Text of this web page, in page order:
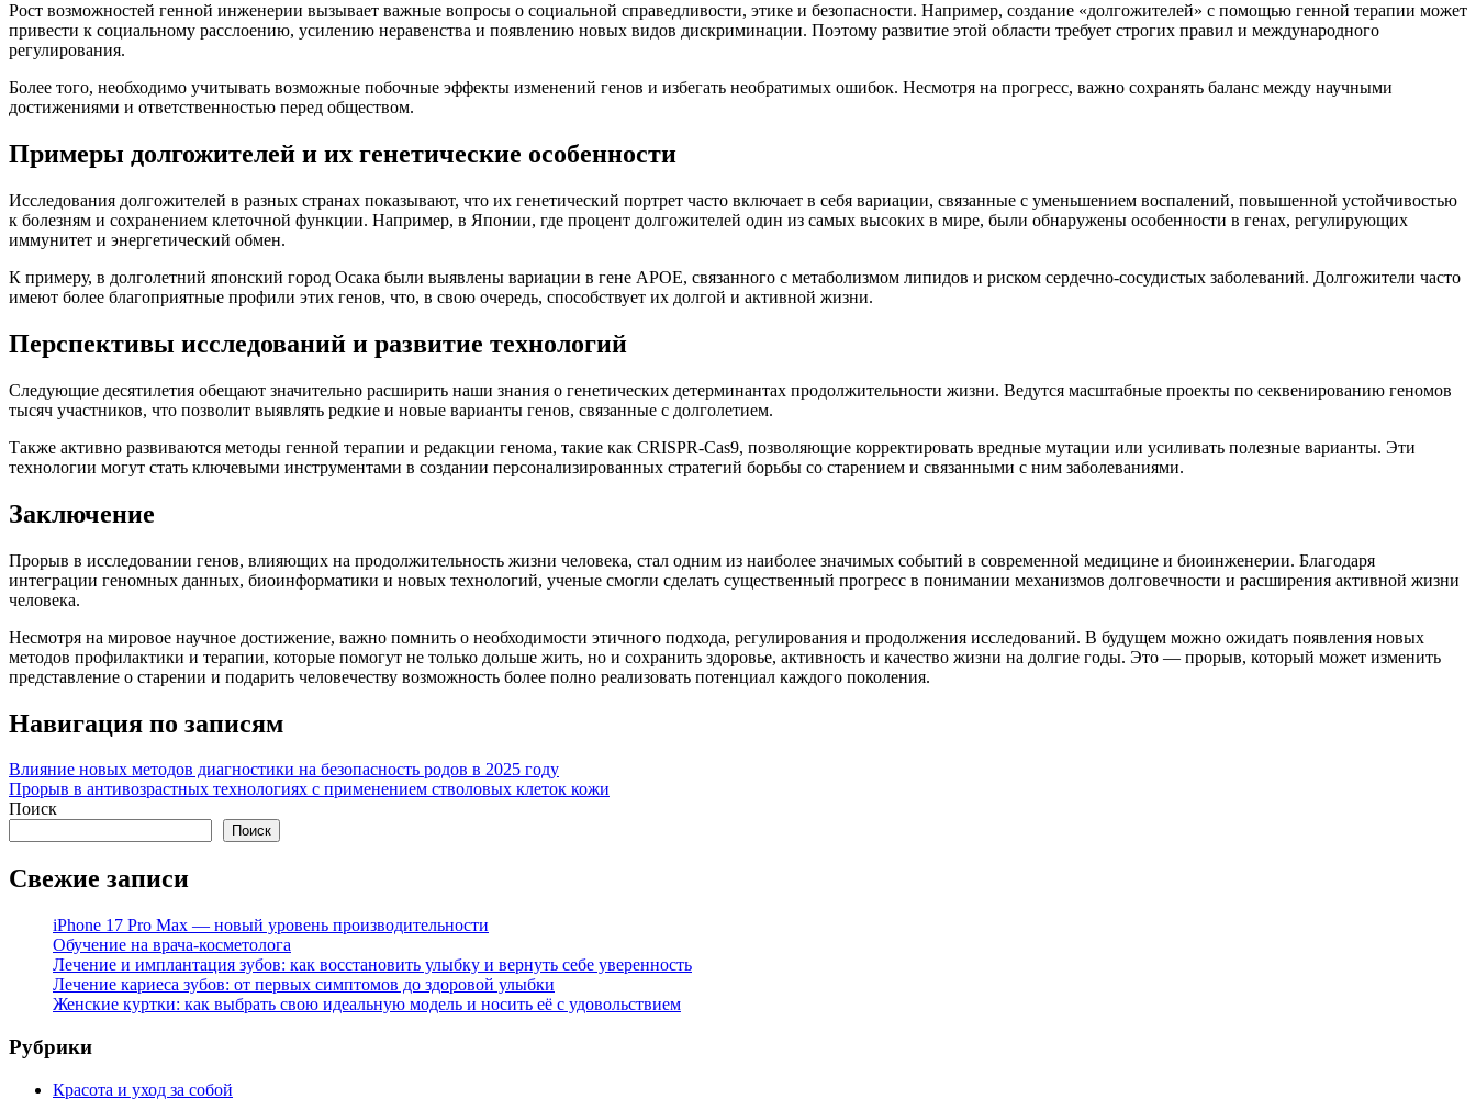
Рост возможностей генной инженерии вызывает важные вопросы о социальной справедливости, этике и безопасности. Например, создание «долгожителей» с помощью генной терапии может
привести к социальному расслоению, усилению неравенства и появлению новых видов дискриминации. Поэтому развитие этой области требует строгих правил и международного
регулирования.
Более того, необходимо учитывать возможные побочные эффекты изменений генов и избегать необратимых ошибок. Несмотря на прогресс, важно сохранять баланс между научными
достижениями и ответственностью перед обществом.
Примеры долгожителей и их генетические особенности
Исследования долгожителей в разных странах показывают, что их генетический портрет часто включает в себя вариации, связанные с уменьшением воспалений, повышенной устойчивостью
к болезням и сохранением клеточной функции. Например, в Японии, где процент долгожителей один из самых высоких в мире, были обнаружены особенности в генах, регулирующих
иммунитет и энергетический обмен.
К примеру, в долголетний японский город Осака были выявлены вариации в гене APOE, связанного с метаболизмом липидов и риском сердечно-сосудистых заболеваний. Долгожители часто
имеют более благоприятные профили этих генов, что, в свою очередь, способствует их долгой и активной жизни.
Перспективы исследований и развитие технологий
Следующие десятилетия обещают значительно расширить наши знания о генетических детерминантах продолжительности жизни. Ведутся масштабные проекты по секвенированию геномов
тысяч участников, что позволит выявлять редкие и новые варианты генов, связанные с долголетием.
Также активно развиваются методы генной терапии и редакции генома, такие как CRISPR-Cas9, позволяющие корректировать вредные мутации или усиливать полезные варианты. Эти
технологии могут стать ключевыми инструментами в создании персонализированных стратегий борьбы со старением и связанными с ним заболеваниями.
Заключение
Прорыв в исследовании генов, влияющих на продолжительность жизни человека, стал одним из наиболее значимых событий в современной медицине и биоинженерии. Благодаря
интеграции геномных данных, биоинформатики и новых технологий, ученые смогли сделать существенный прогресс в понимании механизмов долговечности и расширения активной жизни
человека.
Несмотря на мировое научное достижение, важно помнить о необходимости этичного подхода, регулирования и продолжения исследований. В будущем можно ожидать появления новых
методов профилактики и терапии, которые помогут не только дольше жить, но и сохранить здоровье, активность и качество жизни на долгие годы. Это — прорыв, который может изменить
представление о старении и подарить человечеству возможность более полно реализовать потенциал каждого поколения.
Навигация по записям
Влияние новых методов диагностики на безопасность родов в 2025 году
Прорыв в антивозрастных технологиях с применением стволовых клеток кожи
Поиск
Поиск
Свежие записи
iPhone 17 Pro Max — новый уровень производительности
Обучение на врача-косметолога
Лечение и имплантация зубов: как восстановить улыбку и вернуть себе уверенность
Лечение кариеса зубов: от первых симптомов до здоровой улыбки
Женские куртки: как выбрать свою идеальную модель и носить её с удовольствием
Рубрики
Красота и уход за собой